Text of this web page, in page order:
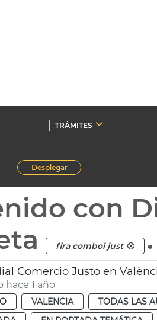
TRÁMITES
Desplegar
con
fira comboi just .
Comercio Justo en
hace 1 año
VALENCIA TODAS LAS